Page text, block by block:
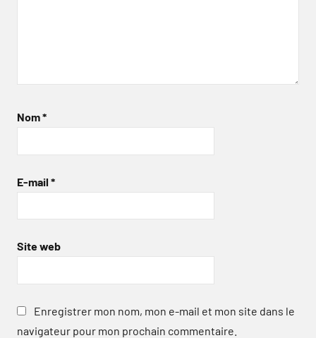
Nom*
E-mail *
Site web
Enregistrer mon nom, mon e-mail et mon site dans le
navigateur pour mon prochain commentaire.